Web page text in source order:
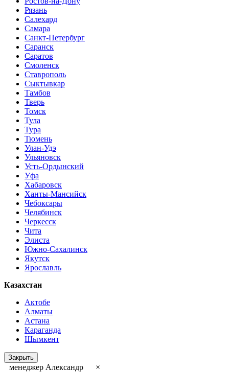
Рязань
Салехард
Самара
Санкт-Петербург
Саранск
Саратов
Смоленск
Ставрополь
Сыктывкар
Тамбов
Тверь
Томск
Тула
Тура
Тюмень
Улан-Удэ
Ульяновск
Усть-Ордынский
Уфа
Хабаровск
Ханты-Мансийск
Чебоксары
Челябинск
Черкесск
Чита
Элиста
Южно-Сахалинск
Якутск
Ярославль
Казахстан
Актобе
Алматы
Астана
Караганда
Шымкент
Закрыть
менеджер Александр ×